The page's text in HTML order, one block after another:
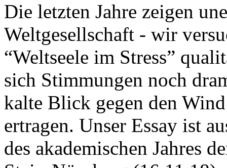
Die letzten Jahre zeigen
Weltgesellschaft - wir
“Weltseele im Stress”
sich Stimmungen noch
kalte Blick gegen den
ertragen. Unser Essay ist
des akademischen Jahres